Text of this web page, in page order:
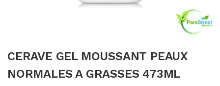
CERAVE GEL MOUSSANT PEAUX
NORMALES A GRASSES 473ML